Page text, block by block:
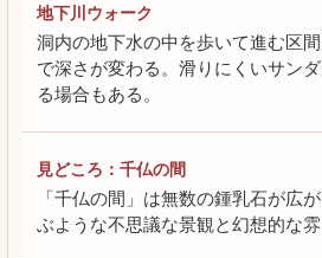
地下川ウォーク
洞内の地下水の中を歩いて進む区
で深さが変わる。滑りにくいサン
る場合もある。
見どころ：千仏の間
「千仏の間」は無数の鍾乳石が広
ぶような不思議な景観と幻想的な雰